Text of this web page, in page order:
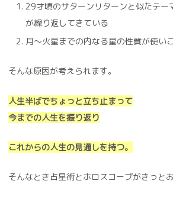
29才頃のサターンリターンと似たテー
が繰り返してきている
月～火星までの内なる星の性質が使い
そんな原因が考えられます。
人生半ばでちょっと立ち止まって
今までの人生を振り返り
これからの人生の見通しを持つ。
そんなとき占星術とホロスコープがきっと